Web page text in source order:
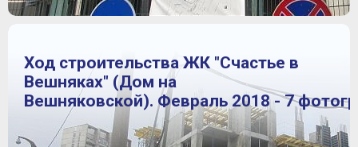
Ход строительства ЖК "Счастье в
Вешняках" (Дом на
Вешняковской). Февраль 2018 - 7